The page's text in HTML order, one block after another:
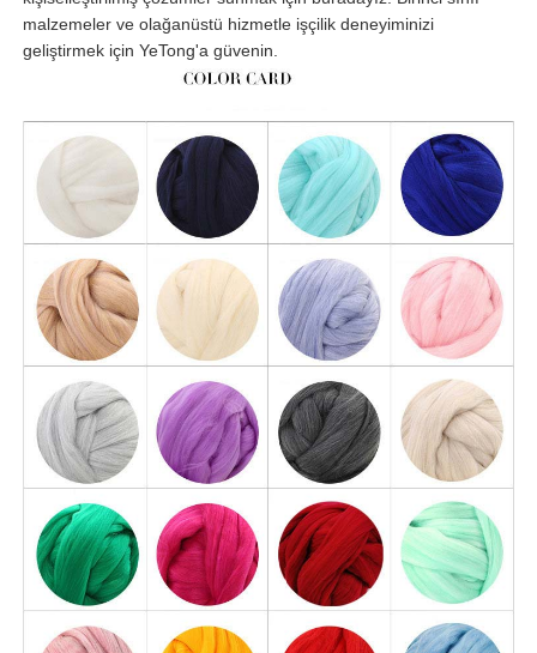
malzemeler ve olağanüstü hizmetle işçilik deneyiminizi
geliştirmek için YeTong'a güvenin.